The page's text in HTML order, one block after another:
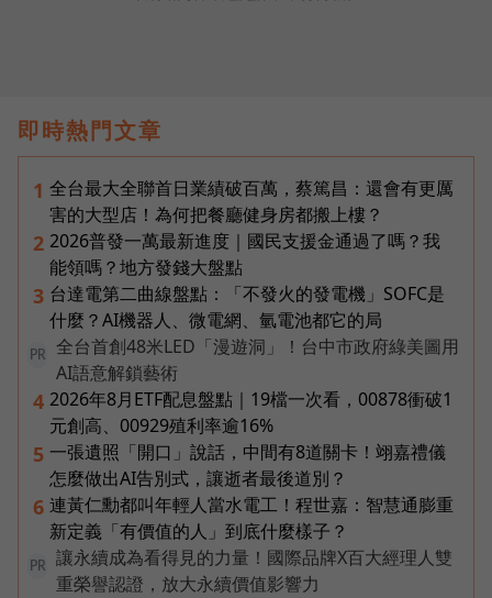
即時熱門文章
1 全台最大全聯首日業績破百萬，蔡篤昌：還會有更厲
害的大型店！為何把餐廳健身房都搬上樓？
2 2026普發一萬最新進度｜國民支援金通過了嗎？我
能領嗎？地方發錢大盤點
3 台達電第二曲線盤點：「不發火的發電機」SOFC是
什麼？AI機器人、微電網、氫電池都它的局
PR
全台首創48米LED「漫遊洞」！台中市政府綠美圖用
AI語意解鎖藝術
4 2026年8月ETF配息盤點｜19檔一次看，00878衝破1
元創高、00929殖利率逾16%
5 一張遺照「開口」說話，中間有8道關卡！翊嘉禮儀
怎麼做出AI告別式，讓逝者最後道別？
6 連黃仁勳都叫年輕人當水電工！程世嘉：智慧通膨重
新定義「有價值的人」到底什麼樣子？
PR
讓永續成為看得見的力量！國際品牌X百大經理人雙
重榮譽認證，放大永續價值影響力